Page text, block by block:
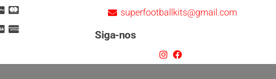
superfootballkits@gmail.com
Siga-nos